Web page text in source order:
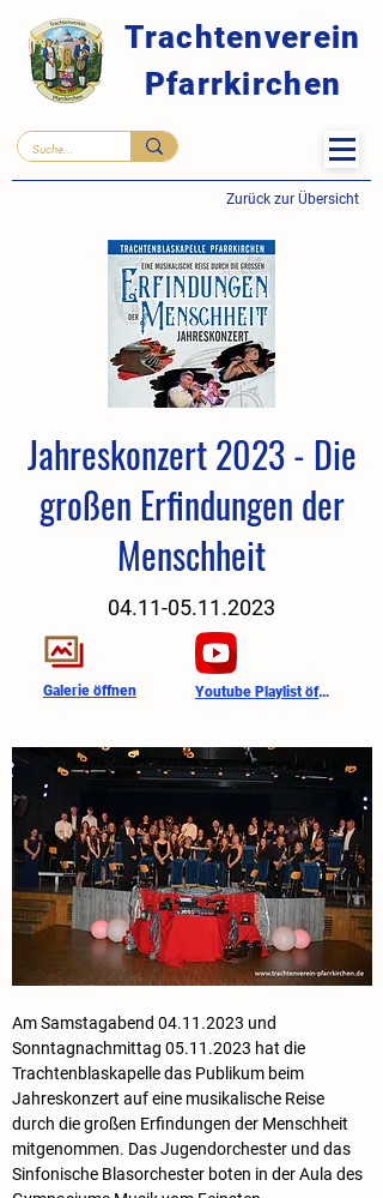
Trachtenverein
Pfarrkirchen
Zurück zur Übersicht
Jahreskonzert 2023 - Die
großen Erfindungen der
Menschheit
Youtube Playlist öffnen
Galerie öffnen
04.11-05.11.2023
Am Samstagabend 04.11.2023 und
Sonntagnachmittag 05.11.2023 hat die
Trachtenblaskapelle das Publikum beim
Jahreskonzert auf eine musikalische Reise
durch die großen Erfindungen der Menschheit
mitgenommen. Das Jugendorchester und das
Sinfonische Blasorchester boten in der Aula des